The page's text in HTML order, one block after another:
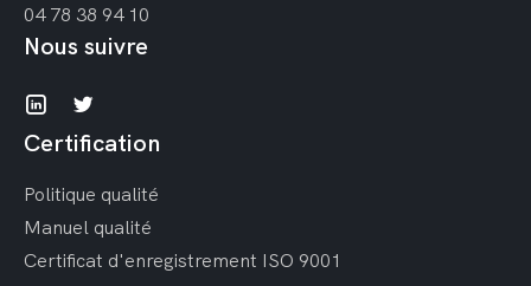
04 78 38 94 10
Nous suivre
Certification
Politique qualité
Manuel qualité
Certificat d'enregistrement ISO 9001